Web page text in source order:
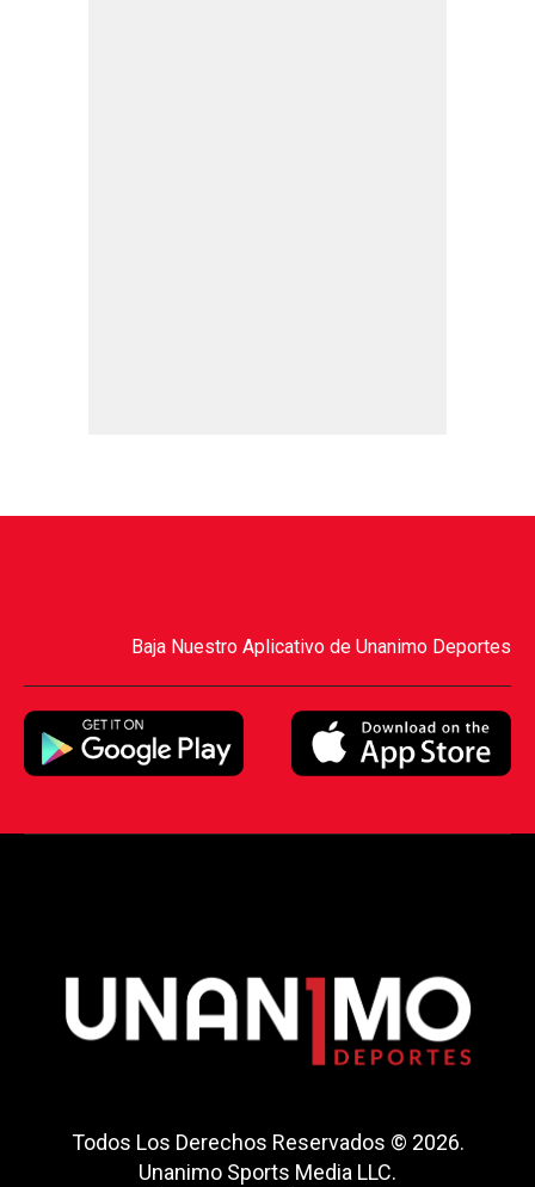
Baja Nuestro Aplicativo de Unanimo Deportes
Todos Los Derechos Reservados © 2026.
Unanimo Sports Media LLC.